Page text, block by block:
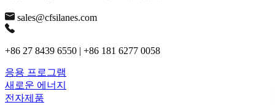
sales@cfsilanes.com
+86 27 8439 6550 | +86 181 6277 0058
응용 프로그램
새로운 에너지
전자제품